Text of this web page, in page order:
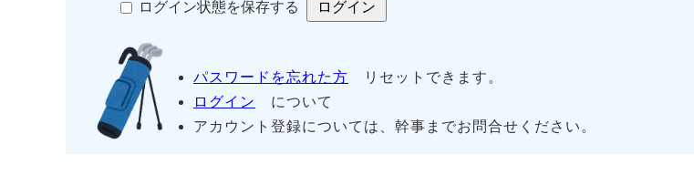
ログイン状態を保存する
パスワードを忘れた方 リセットできます。
ログイン
について
アカウント登録については、幹事までお問合せください。